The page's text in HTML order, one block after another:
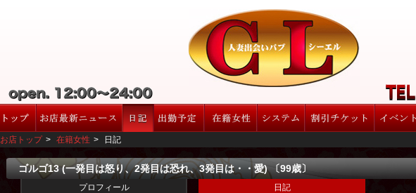
お店トップ > 在籍女性 > 日記
ゴルゴ13 (一発目は怒り、2発目は恐れ、3発目は・・愛) 〔99歳〕
プロフィール 日記